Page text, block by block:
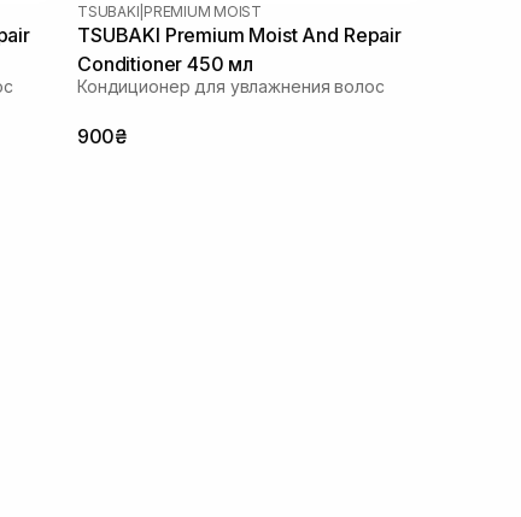
TSUBAKI PREMIUM MOIST
TSUBAKI Premium Moist And Repair
Conditioner 450 мл
Кондиционер для увлажнения волос
900₴